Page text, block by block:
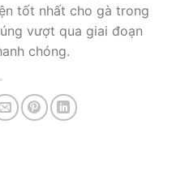
tốt nhất cho gà trong
vượt qua giai đoạn
chóng.